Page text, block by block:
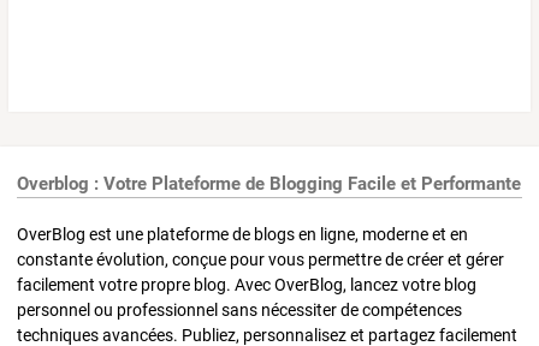
Overblog : Votre Plateforme de Blogging Facile et Performante
OverBlog est une plateforme de blogs en ligne, moderne et en
constante évolution, conçue pour vous permettre de créer et gérer
facilement votre propre blog. Avec OverBlog, lancez votre blog
personnel ou professionnel sans nécessiter de compétences
techniques avancées. Publiez, personnalisez et partagez facilement